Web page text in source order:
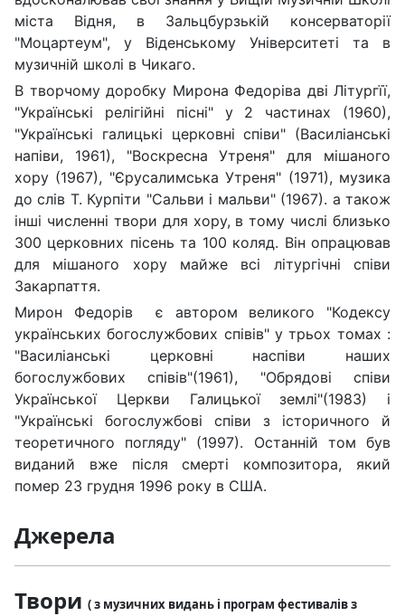
міста Відня, в Зальцбурзькій консерваторії
"Моцартеум", у Віденському Університеті та в
музичній школі в Чикаго.
В творчому доробку Мирона Федоріва дві Літургїї,
"Українські релігійні пісні" у 2 частинах (1960),
"Українські галицькі церковні співи" (Василіанські
напіви, 1961), "Воскресна Утреня" для мішаного
хору (1967), "Єрусалимська Утреня" (1971), музика
до слів Т. Курпіти "Сальви і мальви" (1967). а також
інші численні твори для хору, в тому числі близько
300 церковних пісень та 100 коляд. Він опрацював
для мішаного хору майже всі літургічні співи
Закарпаття.
Мирон Федорів є автором великого "Кодексу
українських богослужбових співів" у трьох томах :
"Василіанські церковні наспіви наших
богослужбових співів"(1961), "Обрядові співи
Української Церкви Галицької землі"(1983) і
"Українські богослужбові співи з історичного й
теоретичного погляду" (1997). Останній том був
виданий вже після смерті композитора, який
помер 23 грудня 1996 року в США.
Джерела
Твори ( з музичних видань і програм фестивалів з